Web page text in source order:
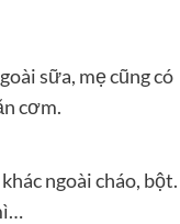
sữa, mẹ cũng có
cơm.
ngoài cháo, bột.